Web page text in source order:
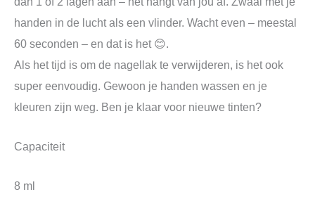
handen in de lucht als een vlinder. Wacht even – meestal
60 seconden – en dat is het 😊.
Als het tijd is om de nagellak te verwijderen, is het ook
super eenvoudig. Gewoon je handen wassen en je
kleuren zijn weg. Ben je klaar voor nieuwe tinten?
Capaciteit
8 ml